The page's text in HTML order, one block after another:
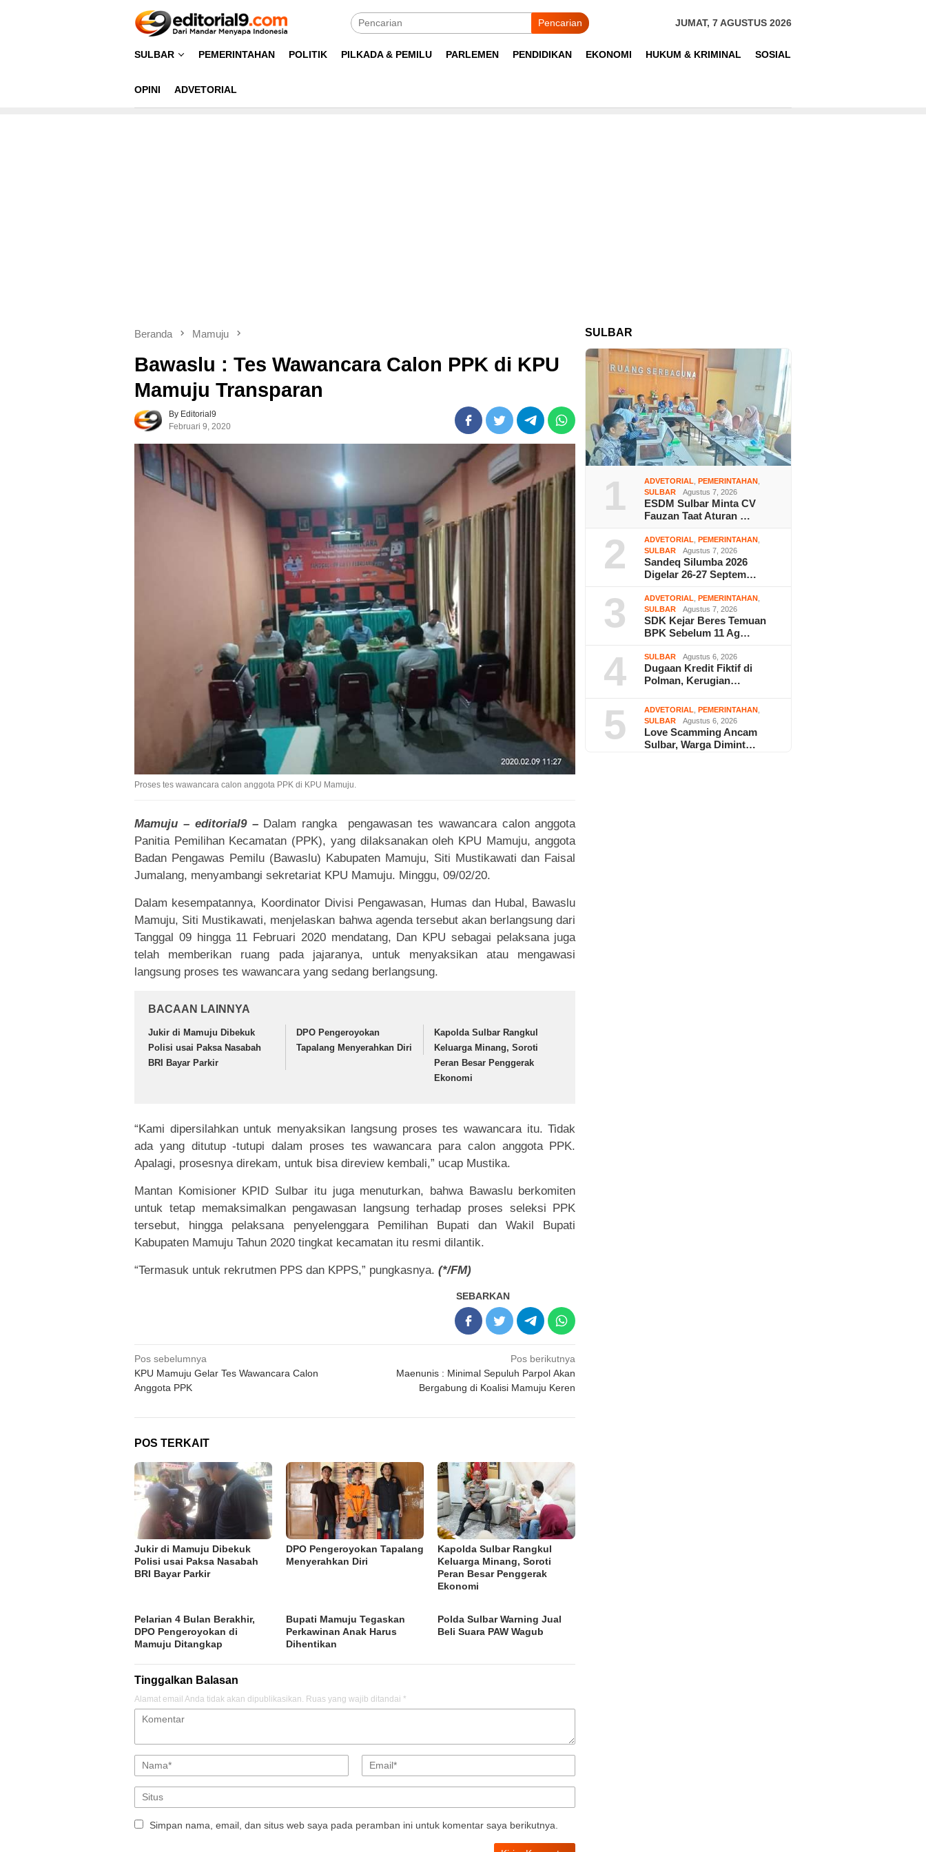
Pencarian JUMAT, 7 AGUSTUS 2026
SULBAR PEMERINTAHAN POLITIK PILKADA & PEMILU PARLEMEN PENDIDIKAN EKONOMI HUKUM & KRIMINAL SOSIAL
OPINI ADVETORIAL
Beranda Mamuju
Bawaslu : Tes Wawancara Calon PPK di KPU
Mamuju Transparan
By Editorial9
Februari 9, 2020
Proses tes wawancara calon anggota PPK di KPU Mamuju.
Mamuju – editorial9 –Dalam rangka pengawasan tes wawancara calon anggota
Panitia Pemilihan Kecamatan (PPK), yang dilaksanakan oleh KPU Mamuju, anggota
Badan Pengawas Pemilu (Bawaslu) Kabupaten Mamuju, Siti Mustikawati dan Faisal
Jumalang, menyambangi sekretariat KPU Mamuju. Minggu, 09/02/20.
Dalam kesempatannya, Koordinator Divisi Pengawasan, Humas dan Hubal, Bawaslu
Mamuju, Siti Mustikawati, menjelaskan bahwa agenda tersebut akan berlangsung dari
Tanggal 09 hingga 11 Februari 2020 mendatang, Dan KPU sebagai pelaksana juga
telah memberikan ruang pada jajaranya, untuk menyaksikan atau mengawasi
langsung proses tes wawancara yang sedang berlangsung.
BACAAN LAINNYA
Jukir di Mamuju Dibekuk
Polisi usai Paksa Nasabah
BRI Bayar Parkir
DPO Pengeroyokan
Tapalang Menyerahkan Diri
Kapolda Sulbar Rangkul
Keluarga Minang, Soroti
Peran Besar Penggerak
Ekonomi
“Kami dipersilahkan untuk menyaksikan langsung proses tes wawancara itu. Tidak
ada yang ditutup -tutupi dalam proses tes wawancara para calon anggota PPK.
Apalagi, prosesnya direkam, untuk bisa direview kembali,” ucap Mustika.
Mantan Komisioner KPID Sulbar itu juga menuturkan, bahwa Bawaslu berkomiten
untuk tetap memaksimalkan pengawasan langsung terhadap proses seleksi PPK
tersebut, hingga pelaksana penyelenggara Pemilihan Bupati dan Wakil Bupati
Kabupaten Mamuju Tahun 2020 tingkat kecamatan itu resmi dilantik.
“Termasuk untuk rekrutmen PPS dan KPPS,” pungkasnya. (*/FM)
SEBARKAN
Navigasi
pos
Pos sebelumnya
KPU Mamuju Gelar Tes Wawancara Calon
Anggota PPK
Pos berikutnya
Maenunis : Minimal Sepuluh Parpol Akan
Bergabung di Koalisi Mamuju Keren
POS TERKAIT
Jukir di Mamuju Dibekuk
Polisi usai Paksa Nasabah
BRI Bayar Parkir
DPO Pengeroyokan Tapalang
Menyerahkan Diri
Kapolda Sulbar Rangkul
Keluarga Minang, Soroti
Peran Besar Penggerak
Ekonomi
Pelarian 4 Bulan Berakhir,
DPO Pengeroyokan di
Mamuju Ditangkap
Bupati Mamuju Tegaskan
Perkawinan Anak Harus
Dihentikan
Polda Sulbar Warning Jual
Beli Suara PAW Wagub
Tinggalkan Balasan
Alamat email Anda tidak akan dipublikasikan. Ruas yang wajib ditandai *
Simpan nama, email, dan situs web saya pada peramban ini untuk komentar saya berikutnya.
SULBAR
1 ADVETORIAL ,PEMERINTAHAN
SULBAR
Agustus 7, 2026
ESDM Sulbar Minta CV
Fauzan Taat Aturan …
2 ADVETORIAL ,PEMERINTAHAN
SULBAR
Agustus 7, 2026
Sandeq Silumba 2026
Digelar 26-27 Septem…
3 ADVETORIAL ,PEMERINTAHAN
SULBAR
Agustus 7, 2026
SDK Kejar Beres Temuan
BPK Sebelum 11 Ag…
4 SULBAR Agustus 6, 2026
Dugaan Kredit Fiktif di
Polman, Kerugian…
5 ADVETORIAL ,PEMERINTAHAN
SULBAR
Agustus 6, 2026
Love Scamming Ancam
Sulbar, Warga Dimint…